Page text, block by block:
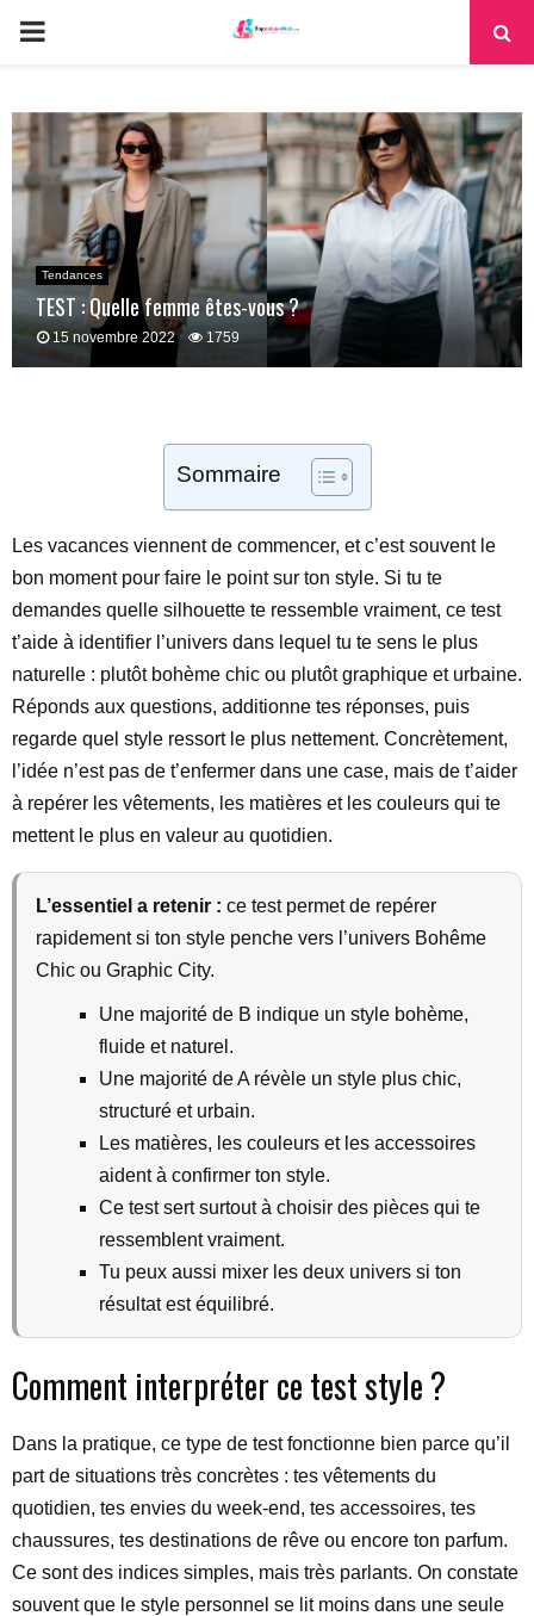
PRIMARY
Tendances
TEST : Quelle femme êtes-vous ?
15 novembre 2022 1759
Sommaire
Les vacances viennent de commencer, et c’est souvent le
bon moment pour faire le point sur ton style. Si tu te
demandes quelle silhouette te ressemble vraiment, ce test
t’aide à identifier l’univers dans lequel tu te sens le plus
naturelle : plutôt bohème chic ou plutôt graphique et urbaine.
Réponds aux questions, additionne tes réponses, puis
regarde quel style ressort le plus nettement. Concrètement,
l’idée n’est pas de t’enfermer dans une case, mais de t’aider
à repérer les vêtements, les matières et les couleurs qui te
mettent le plus en valeur au quotidien.
L’essentiel a retenir : ce test permet de repérer
rapidement si ton style penche vers l’univers Bohême
Chic ou Graphic City.
Une majorité de B indique un style bohème,
fluide et naturel.
Une majorité de A révèle un style plus chic,
structuré et urbain.
Les matières, les couleurs et les accessoires
aident à confirmer ton style.
Ce test sert surtout à choisir des pièces qui te
ressemblent vraiment.
Tu peux aussi mixer les deux univers si ton
résultat est équilibré.
Comment interpréter ce test style ?
Dans la pratique, ce type de test fonctionne bien parce qu’il
part de situations très concrètes : tes vêtements du
quotidien, tes envies du week-end, tes accessoires, tes
chaussures, tes destinations de rêve ou encore ton parfum.
Ce sont des indices simples, mais très parlants. On constate
souvent que le style personnel se lit moins dans une seule